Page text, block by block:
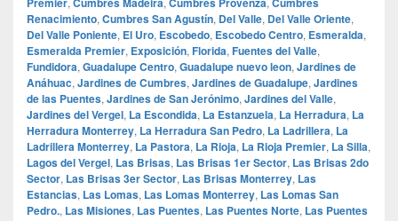
Renacimiento, Cumbres San Agustín, Del Valle, Del Valle Oriente,
Del Valle Poniente, El Uro, Escobedo, Escobedo Centro, Esmeralda,
Esmeralda Premier, Exposición, Florida, Fuentes del Valle,
Fundidora, Guadalupe Centro, Guadalupe nuevo leon, Jardines de
Anáhuac, Jardines de Cumbres, Jardines de Guadalupe, Jardines
de las Puentes, Jardines de San Jerónimo, Jardines del Valle,
Jardines del Vergel, La Escondida, La Estanzuela, La Herradura, La
Herradura Monterrey, La Herradura San Pedro, La Ladrillera, La
Ladrillera Monterrey, La Pastora, La Rioja, La Rioja Premier, La Silla,
Lagos del Vergel, Las Brisas, Las Brisas 1er Sector, Las Brisas 2do
Sector, Las Brisas 3er Sector, Las Brisas Monterrey, Las
Estancias, Las Lomas, Las Lomas Monterrey, Las Lomas San
Pedro., Las Misiones, Las Puentes, Las Puentes Norte, Las Puentes